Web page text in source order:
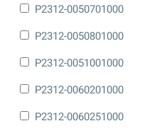
P2312-0050701000
P2312-0050801000
P2312-0051001000
P2312-0060201000
P2312-0060251000